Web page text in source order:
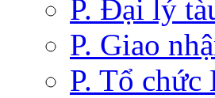
P. Đại lý
P. Giao
P. Tổ chức